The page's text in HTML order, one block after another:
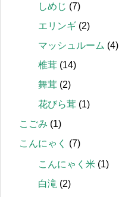
しめじ (7)
エリンギ (2)
マッシュルーム (4)
椎茸 (14)
舞茸 (2)
花びら茸 (1)
こごみ (1)
こんにゃく
(7)
こんにゃく米 (1)
白滝 (2)